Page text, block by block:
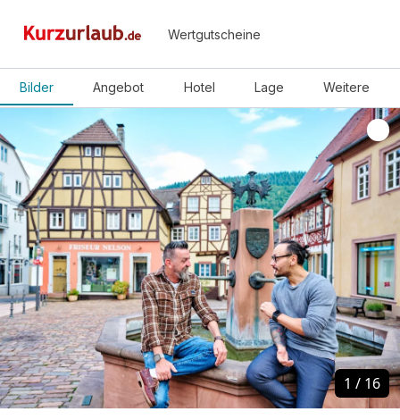
Wertgutscheine
Bilder Angebot Hotel Lage Weitere
1 / 16
1 / 16